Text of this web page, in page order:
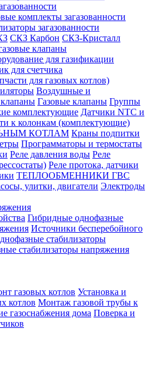
комплекты загазованности
загазованности
СКЗ Карбон СКЗ-Кристалл
клапаны
для газификации
для счетчика
для газовых котлов)
Воздушные и
Газовые клапаны Группы
комплектующие Датчики NTC и
к колонкам (комплектующие)
КОТЛАМ Краны подпитки
Программаторы и термостаты
Реле давления воды Реле
Реле протока, датчики
ТЕПЛООБМЕННИКИ ГВС
улитки, двигатели Электроды
Гибридные однофазные
Источники бесперебойного
стабилизаторы
стабилизаторы напряжения
газовых котлов Установка и
котлов Монтаж газовой трубы к
газоснабжения дома Поверка и